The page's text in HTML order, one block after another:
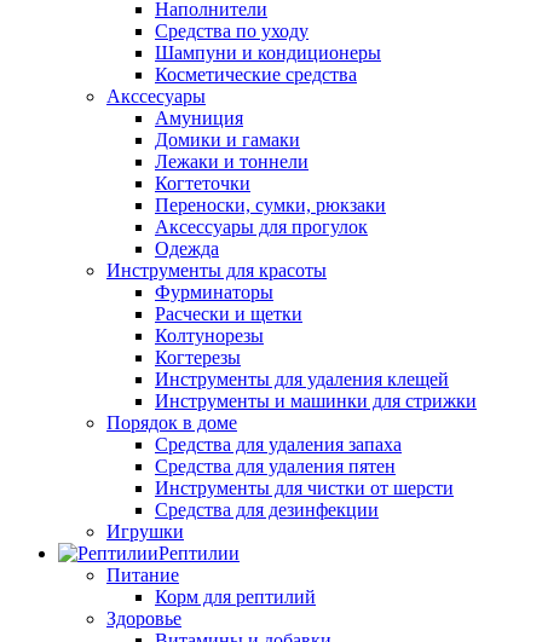
Наполнители
Средства по уходу
Шампуни и кондиционеры
Косметические средства
Акссесуары
Амуниция
Домики и гамаки
Лежаки и тоннели
Когтеточки
Переноски, сумки, рюкзаки
Аксессуары для прогулок
Одежда
Инструменты для красоты
Фурминаторы
Расчески и щетки
Колтунорезы
Когтерезы
Инструменты для удаления клещей
Инструменты и машинки для стрижки
Порядок в доме
Средства для удаления запаха
Средства для удаления пятен
Инструменты для чистки от шерсти
Средства для дезинфекции
Игрушки
Рептилии
Питание
Корм для рептилий
Здоровье